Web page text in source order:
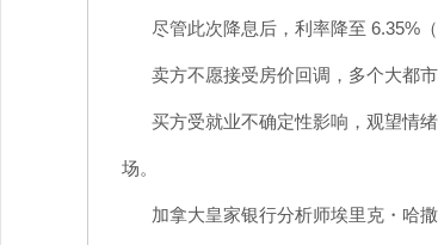
尽管此次降息后，利率降至 6.35%
卖方不愿接受房价回调，多个大都
买方受就业不确定性影响，观望情
场。
加拿大皇家银行分析师埃里克・哈